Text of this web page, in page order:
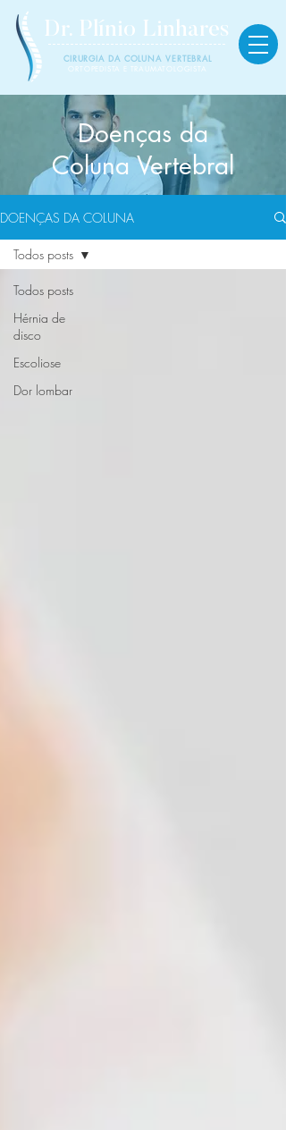
Dr. Plínio Linhares
CIRURGIA DA COLUNA VERTEBRAL
ORTOPEDISTA E TRAUMATOLOGISTA
Doenças da
Coluna Vertebral
DOENÇAS DA COLUNA
Todos posts
Hérnia de
disco
Escoliose
Dor lombar
Todos posts